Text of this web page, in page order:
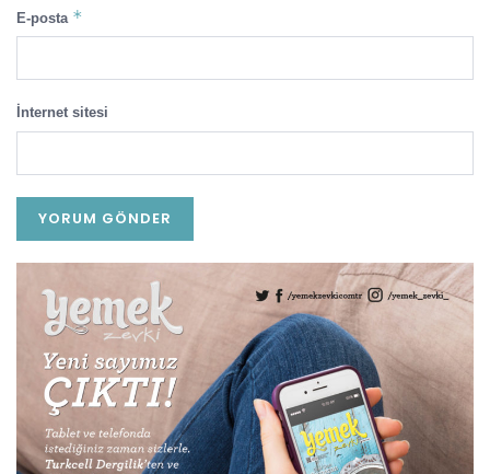
E-posta *
İnternet sitesi